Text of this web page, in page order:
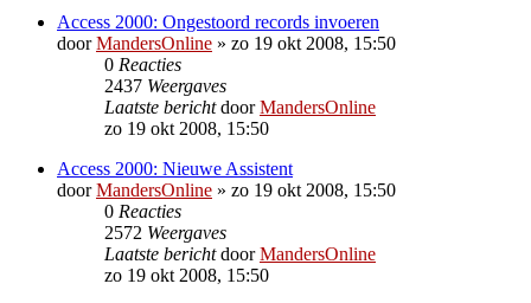
Access 2000: Ongestoord records invoeren
doorMandersOnline » zo 19 okt 2008, 15:50
0 Reacties
2437 Weergaves
Laatste berichtdoorMandersOnline
zo 19 okt 2008, 15:50
Access 2000: Nieuwe Assistent
doorMandersOnline » zo 19 okt 2008, 15:50
0 Reacties
2572 Weergaves
Laatste berichtdoorMandersOnline
zo 19 okt 2008, 15:50